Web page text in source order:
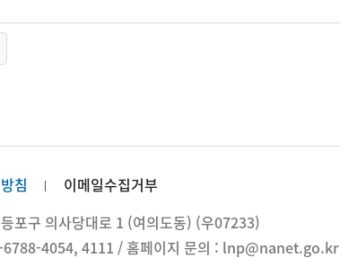
침
이메일수집거부
포구 의사당대로 1 (여의도동) (우07233)
6788-4054, 4111 / 홈페이지 문의 : lnp@nanet.go.kr